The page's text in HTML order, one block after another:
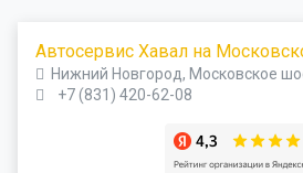
Автосервис Хавал на
Нижний Новгород, Московское
+7 (831) 420-62-08